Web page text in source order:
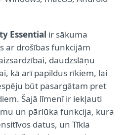
Essential ir sākuma
ar drošības funkcijām
daudzslāņu
kā arī papildus rīkiem, lai
būt pasargātam pret
Šajā līmenī ir iekļauti
un pārlūka funkcija, kura
datus, un Tīkla